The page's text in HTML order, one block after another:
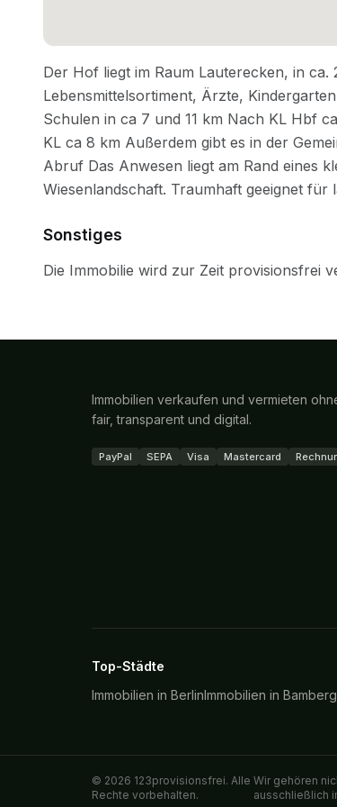
Sonstiges
Immobilien verkaufen und vermieten
fair, transparent und digital.
PayPal SEPA Visa Mastercard
Top-Städte
Immobilien in BerlinImmobilien in Bamberg
© 2026 123provisionsfrei. Alle
Rechte vorbehalten.
Wir gehören
ausschließlich